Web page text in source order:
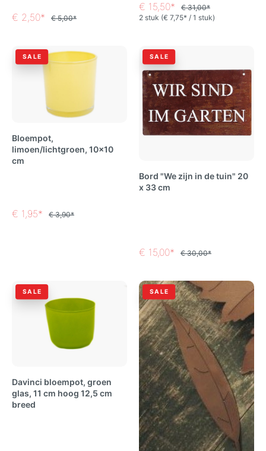
€ 2,50* € 5,00*
€ 15,50*
€ 31,00*
2 stuk (€ 7,75* / 1 stuk)
SALE
Bloempot,
limoen/lichtgroen, 10x10
cm
€ 1,95* € 3,90*
SALE
Bord "We zijn in de tuin" 20
x 33 cm
€ 15,00* € 30,00*
SALE
Davinci bloempot, groen
glas, 11 cm hoog 12,5 cm
breed
SALE